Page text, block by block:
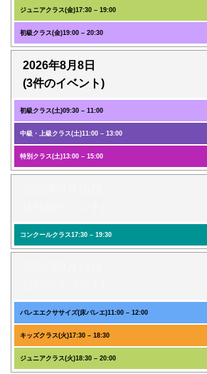
ジュニアクラス(金)17:30 – 19:00
初級クラス(金)19:00 – 20:30
2026年8月8日
(3件のイベント)
初級クラス(土)09:30 – 11:00
中級・上級クラス(土)11:00 – 13:00
特別クラス(土)13:00 – 15:00
コンクールクラス17:30 – 19:30
バレエエクササイズ(床バレエ)11:00 – 12:00
キッズクラス(火)17:30 – 18:30
ジュニアクラス(火)18:30 – 20:00